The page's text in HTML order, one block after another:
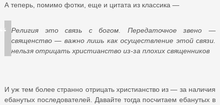
А теперь, помимо фотки, еще и цитата из классика —
Религия это связь с богом. Передаточное звено —
священство — важно лишь как осуществление этой связи.
нельзя отрицать христианство из-за плохих священников
И уж тем более странно отрицать христианство из — за наличия
ебанутых последователей. Давайте тогда посчитаем ебанутых в